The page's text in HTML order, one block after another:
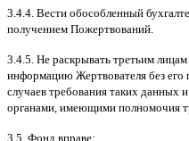
3.4.4. Вести обособленный
получением Пожертвований
3.4.5. Не раскрывать третьим
информацию Жертвователя без его
случаев требования таких данных
органами имеющими полномочия
3.5. Фонд вправе: